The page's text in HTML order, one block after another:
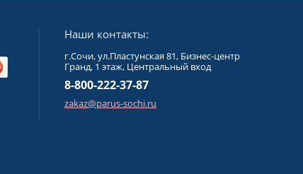
Наши контакты:
г.Сочи, ул.Пластунская 81, Бизнес-центр
Гранд, 1 этаж, Центральный вход
8-800-222-37-87
zakaz@parus-sochi.ru